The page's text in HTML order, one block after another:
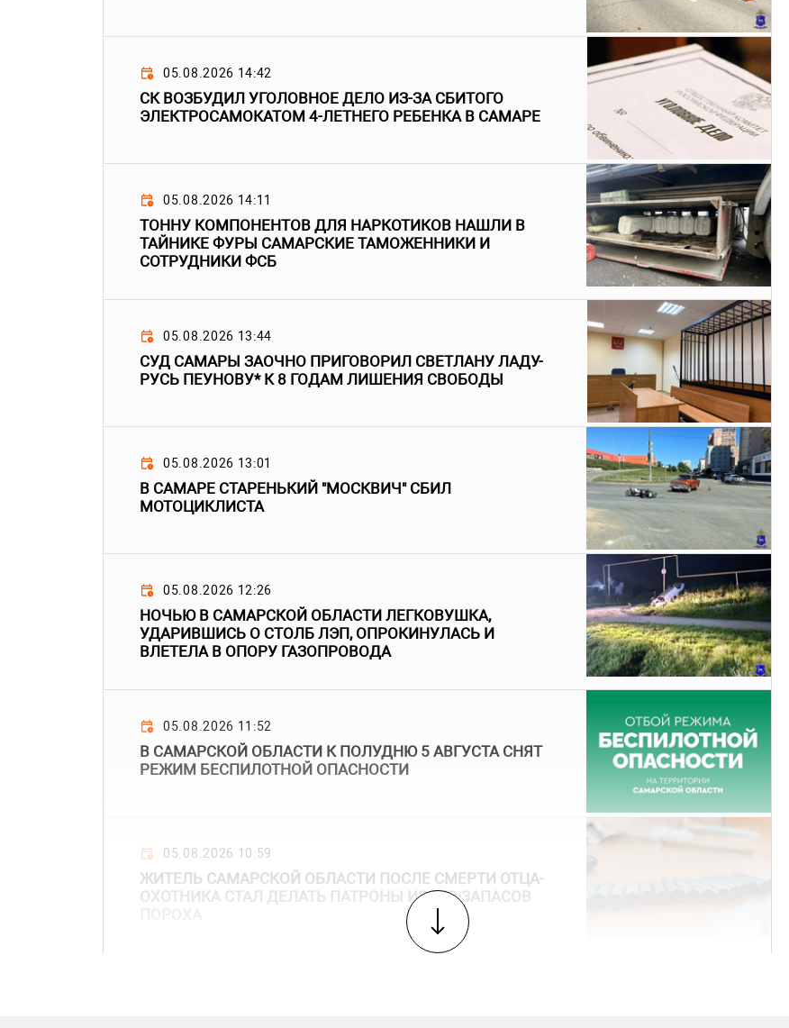
05.08.2026 14:42
СК ВОЗБУДИЛ УГОЛОВНОЕ ДЕЛО ИЗ-ЗА СБИТОГО
ЭЛЕКТРОСАМОКАТОМ 4-ЛЕТНЕГО РЕБЕНКА В САМАРЕ
05.08.2026 14:11
ТОННУ КОМПОНЕНТОВ ДЛЯ НАРКОТИКОВ НАШЛИ В
ТАЙНИКЕ ФУРЫ САМАРСКИЕ ТАМОЖЕННИКИ И
СОТРУДНИКИ ФСБ
05.08.2026 13:44
СУД САМАРЫ ЗАОЧНО ПРИГОВОРИЛ СВЕТЛАНУ ЛАДУ-
РУСЬ ПЕУНОВУ* К 8 ГОДАМ ЛИШЕНИЯ СВОБОДЫ
05.08.2026 13:01
В САМАРЕ СТАРЕНЬКИЙ "МОСКВИЧ" СБИЛ
МОТОЦИКЛИСТА
05.08.2026 12:26
НОЧЬЮ В САМАРСКОЙ ОБЛАСТИ ЛЕГКОВУШКА,
УДАРИВШИСЬ О СТОЛБ ЛЭП, ОПРОКИНУЛАСЬ И
ВЛЕТЕЛА В ОПОРУ ГАЗОПРОВОДА
05.08.2026 11:52
В САМАРСКОЙ ОБЛАСТИ К ПОЛУДНЮ 5 АВГУСТА СНЯТ
РЕЖИМ БЕСПИЛОТНОЙ ОПАСНОСТИ
05.08.2026 10:59
ЖИТЕЛЬ САМАРСКОЙ ОБЛАСТИ ПОСЛЕ СМЕРТИ ОТЦА-
ОХОТНИКА СТАЛ ДЕЛАТЬ ПАТРОНЫ ИЗ ЕГО ЗАПАСОВ